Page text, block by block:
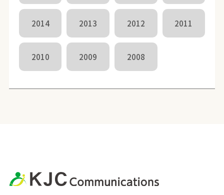
2014 2013 2012 2011
2010 2009 2008